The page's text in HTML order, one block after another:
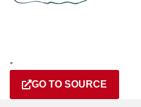
-
GO TO SOURCE